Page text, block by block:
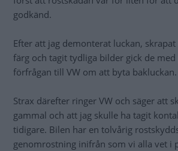
godkänd.
Efter att jag demonterat luckan,
färg och tagit tydliga bilder gick de med
förfrågan till VW om att byta bakluckan.
Strax därefter ringer VW och säger att
gammal och att jag skulle ha tagit
tidigare. Bilen har en tolvårig
genomrostning inifrån som vi alla vet i